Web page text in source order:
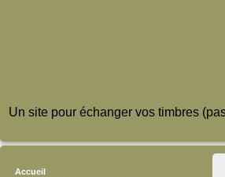
Un site pour échanger vos timbres
Accueil